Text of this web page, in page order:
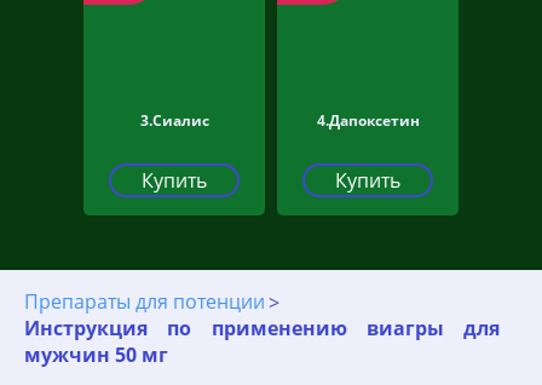
3.Сиалис
Купить
4.Дапоксетин
Купить
Препараты для потенции
Инструкция по применению виагры для
мужчин 50 мг